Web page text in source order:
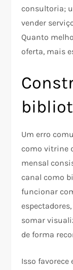
consultoria;
vender
Quanto
oferta, mais
Um erro
como vitrine
mensal
canal como
funcionar
somar
de forma
Isso